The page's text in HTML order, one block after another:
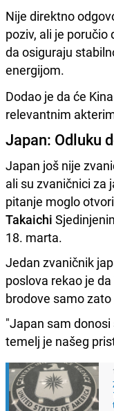
Nije direktno
poziv, ali je
da osiguraju
energijom.
Dodao je da će
relevantnim
Japan: Odluku
Japan još nije
ali su zvaničnici za
pitanje moglo
Takaichi
18. marta.
Jedan zvaničnik
poslova rekao je
brodove samo
"Japan sam
temelj je našeg